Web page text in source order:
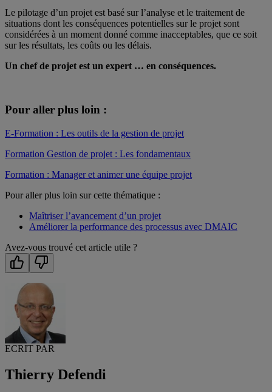
Le pilotage d’un projet est basé sur l’analyse et le traitement de
situations dont les conséquences potentielles sur le projet sont
considérées à un moment donné comme inacceptables, que ce soit
sur les résultats, les coûts ou les délais.
Un chef de projet est un expert … en conséquences.
Pour aller plus loin :
E-Formation : Les outils de la gestion de projet
Formation Gestion de projet : Les fondamentaux
Formation : Manager et animer une équipe projet
Pour aller plus loin sur cette thématique :
Maîtriser l’avancement d’un projet
Améliorer la performance des processus avec DMAIC
Avez-vous trouvé cet article utile ?
ECRIT PAR
Thierry Defendi